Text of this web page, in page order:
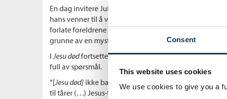
Consent
This website uses cookies
We use cookies to give you a
En dag invitere Julio Fabricante, bestyreren på et
hans venner til å være med å lage et ordentlig
forlate foreldrene for å komme å bo hos Julio, men
grunne av en mystisk sykdom.
I Jesu dødfortsetter J.M. Coetzee å utforske mening i
full av spørsmål.
“[Jesu død] ikke bare imponerer og bringer deg ut av
til tårer (. . .) Jesus-trilogien vender tilbake til det vi kan